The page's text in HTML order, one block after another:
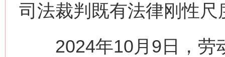
司法裁判既有法律刚性
2024年10月9日，劳